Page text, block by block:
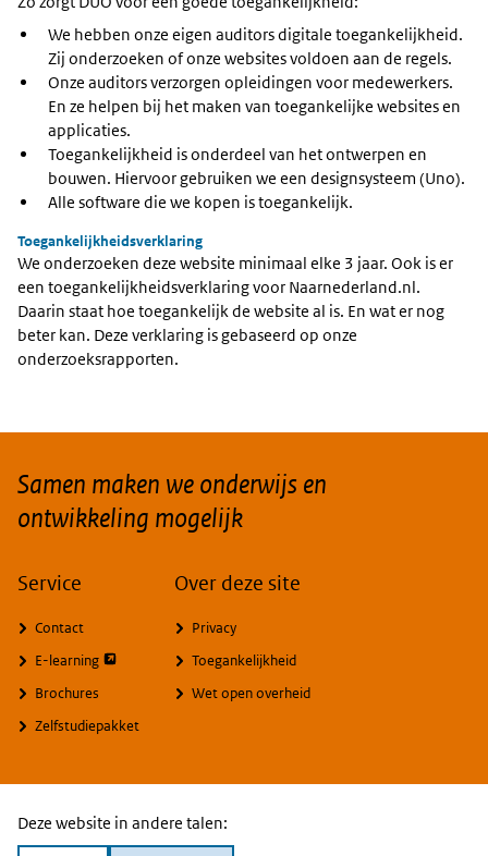
We hebben onze eigen auditors digitale toegankelijkheid.
Zij onderzoeken of onze websites voldoen aan de regels.
Onze auditors verzorgen opleidingen voor medewerkers.
En ze helpen bij het maken van toegankelijke websites en
applicaties.
Toegankelijkheid is onderdeel van het ontwerpen en
bouwen. Hiervoor gebruiken we een designsysteem (Uno).
Alle software die we kopen is toegankelijk.
Toegankelijkheidsverklaring
We onderzoeken deze website minimaal elke 3 jaar. Ook is er
een toegankelijkheidsverklaring voor Naarnederland.nl.
Daarin staat hoe toegankelijk de website al is. En wat er nog
beter kan. Deze verklaring is gebaseerd op onze
onderzoeksrapporten.
Samen maken we onderwijs en
ontwikkeling mogelijk
Service
Contact
E-learning opent externe pagina
Brochures
Zelfstudiepakket
Over deze site
Privacy
Toegankelijkheid
Wet open overheid
Deze website in andere talen: